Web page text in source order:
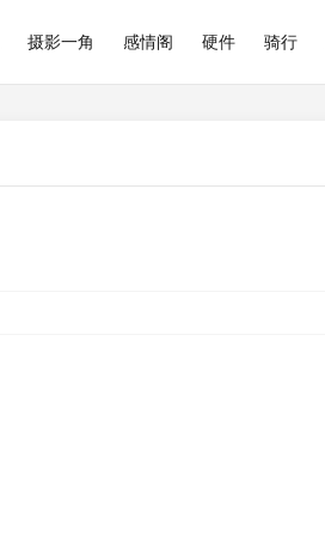
摄影一角 感情阁 硬件 骑行